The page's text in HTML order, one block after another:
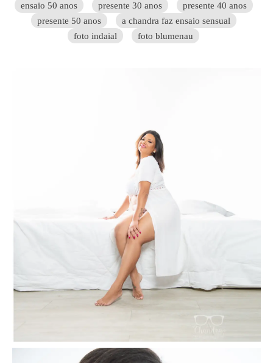
ensaio 50 anos
presente 30 anos
presente 40 anos
presente 50 anos
a chandra faz ensaio sensual
foto indaial
foto blumenau